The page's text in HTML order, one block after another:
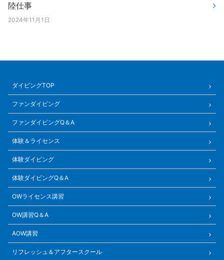
陸仕事
2024年11月1日
ダイビングTOP
ファンダイビング
ファンダイビングQ＆A
体験＆ライセンス
体験ダイビング
体験ダイビングQ＆A
OWライセンス講習
OW講習Q＆A
AOW講習
リフレッシュ＆アフタースクール